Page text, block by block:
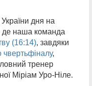
дня на
де наша команда
(16:14), завдяки
,
тренер
Міріам Уро-Ніле.